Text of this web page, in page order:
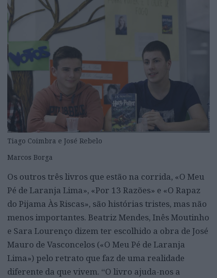
Tiago Coimbra e José Rebelo
Marcos Borga
Os outros três livros que estão na corrida, «O Meu
Pé de Laranja Lima», «Por 13 Razões» e «O Rapaz
do Pijama Às Riscas», são histórias tristes, mas não
menos importantes. Beatriz Mendes, Inês Moutinho
e Sara Lourenço dizem ter escolhido a obra de José
Mauro de Vasconcelos («O Meu Pé de Laranja
Lima») pelo retrato que faz de uma realidade
diferente da que vivem. “O livro ajuda-nos a